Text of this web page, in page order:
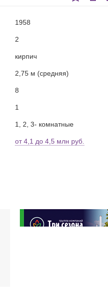
1958
2
кирпич
2,75 м (средняя)
8
1
1, 2, 3- комнатные
от 4,1 до 4,5 млн руб.